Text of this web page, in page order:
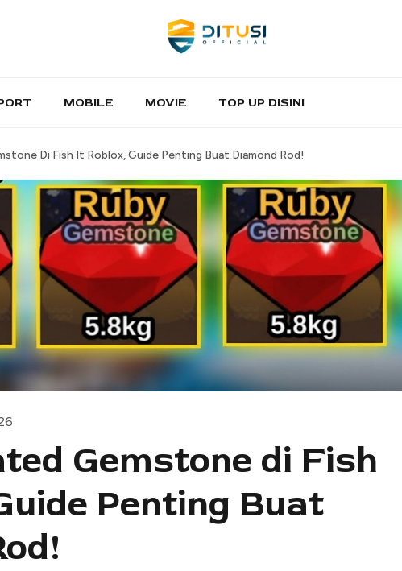
MOBILE MOVIE TOP UP DISINI
Di Fish It Roblox, Guide Penting Buat Diamond Rod!
Gemstone di Fish
Penting Buat